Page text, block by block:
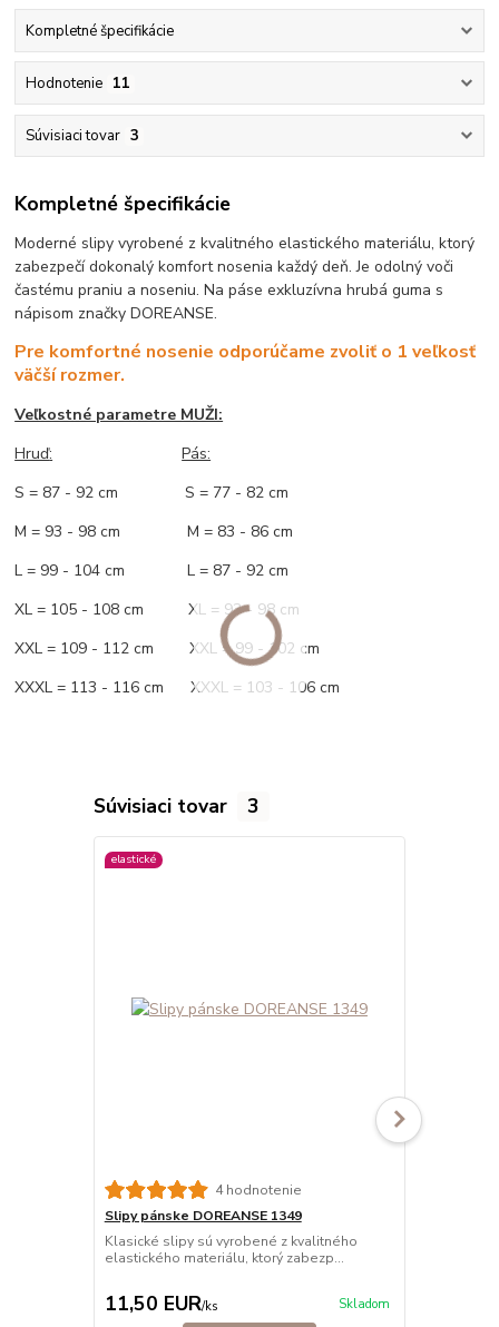
Kompletné špecifikácie
Hodnotenie 11
Súvisiaci tovar 3
Kompletné špecifikácie
Moderné slipy vyrobené z kvalitného elastického materiálu, ktorý
zabezpečí dokonalý komfort nosenia každý deň. Je odolný voči
častému praniu a noseniu. Na páse exkluzívna hrubá guma s
nápisom značky DOREANSE.
Pre komfortné nosenie odporúčame zvoliť o 1 veľkosť
väčší rozmer.
Veľkostné parametre MUŽI:
Hruď:
Pás:
S = 87 - 92 cm S = 77 - 82 cm
M = 93 - 98 cm M = 83 - 86 cm
L = 99 - 104 cm L = 87 - 92 cm
XL = 105 - 108 cm XL = 93 - 98 cm
XXL = 109 - 112 cm XXL = 99 - 102 cm
XXXL = 113 - 116 cm XXXL = 103 - 106 cm
Súvisiaci tovar 3
elastické
4 hodnotenie
Slipy pánske DOREANSE 1349
Klasické slipy sú vyrobené z kvalitného
elastického materiálu, ktorý zabezp...
11,50 EUR/ks Skladom